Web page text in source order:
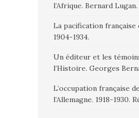
l’Afrique. Bernard Lugan.
La pacification française
1904-1934.
Un éditeur et les
l’Histoire. Georges
L’occupation française de
l’Allemagne. 1918-1930.